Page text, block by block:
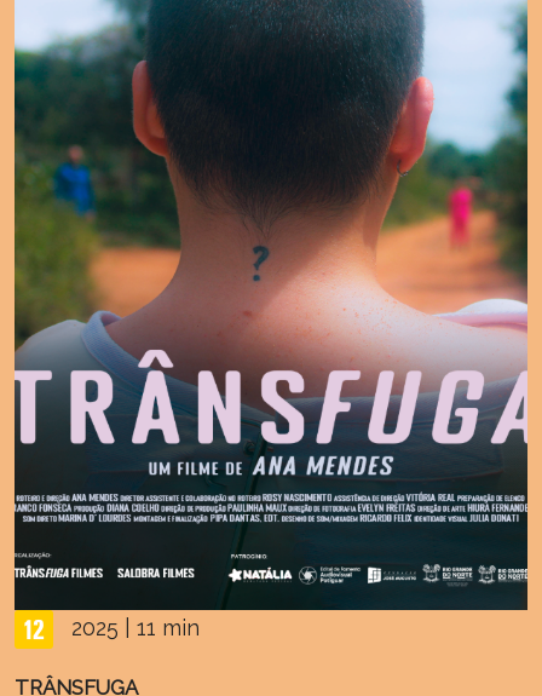
2025 | 11 min
TRÂNSFUGA